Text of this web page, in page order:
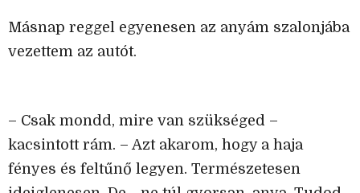
Másnap reggel egyenesen az anyám szalonjába
vezettem az autót.
– Csak mondd, mire van szükséged –
kacsintott rám. – Azt akarom, hogy a haja
fényes és feltűnő legyen. Természetesen